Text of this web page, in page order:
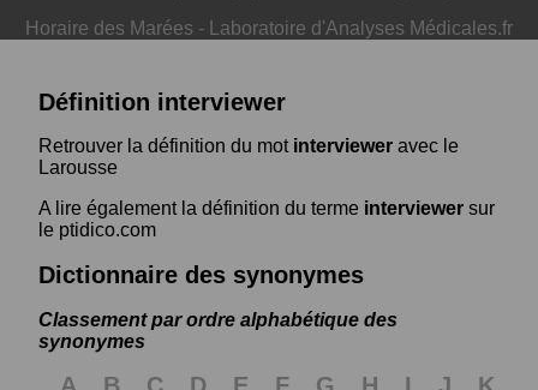
Horaire des Marées - Laboratoire d'Analyses Médicales.fr
Définition interviewer
Retrouver la définition du mot interviewer avec le
Larousse
A lire également la définition du terme interviewer sur
le ptidico.com
Dictionnaire des synonymes
Classement par ordre alphabétique des
synonymes